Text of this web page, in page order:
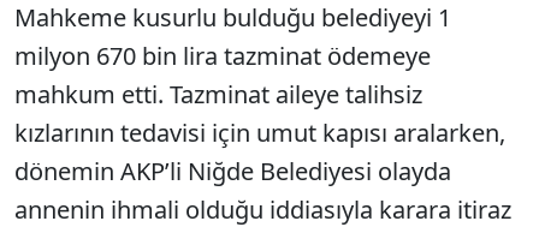
Mahkeme kusurlu bulduğu belediyeyi 1
milyon 670 bin lira tazminat ödemeye
mahkum etti. Tazminat aileye talihsiz
kızlarının tedavisi için umut kapısı aralarken,
dönemin AKP’li Niğde Belediyesi olayda
annenin ihmali olduğu iddiasıyla karara itiraz